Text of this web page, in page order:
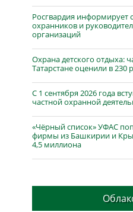
Росгвардия информирует
охранников и
организаций
Охрана детского отдыха:
Татарстане оценили в 230
С 1 сентября 2026 года
частной охранной
«Чёрный список» УФАС
фирмы из Башкирии и
4,5 миллиона